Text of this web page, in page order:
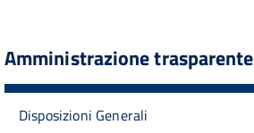
Amministrazione trasparente
Disposizioni Generali